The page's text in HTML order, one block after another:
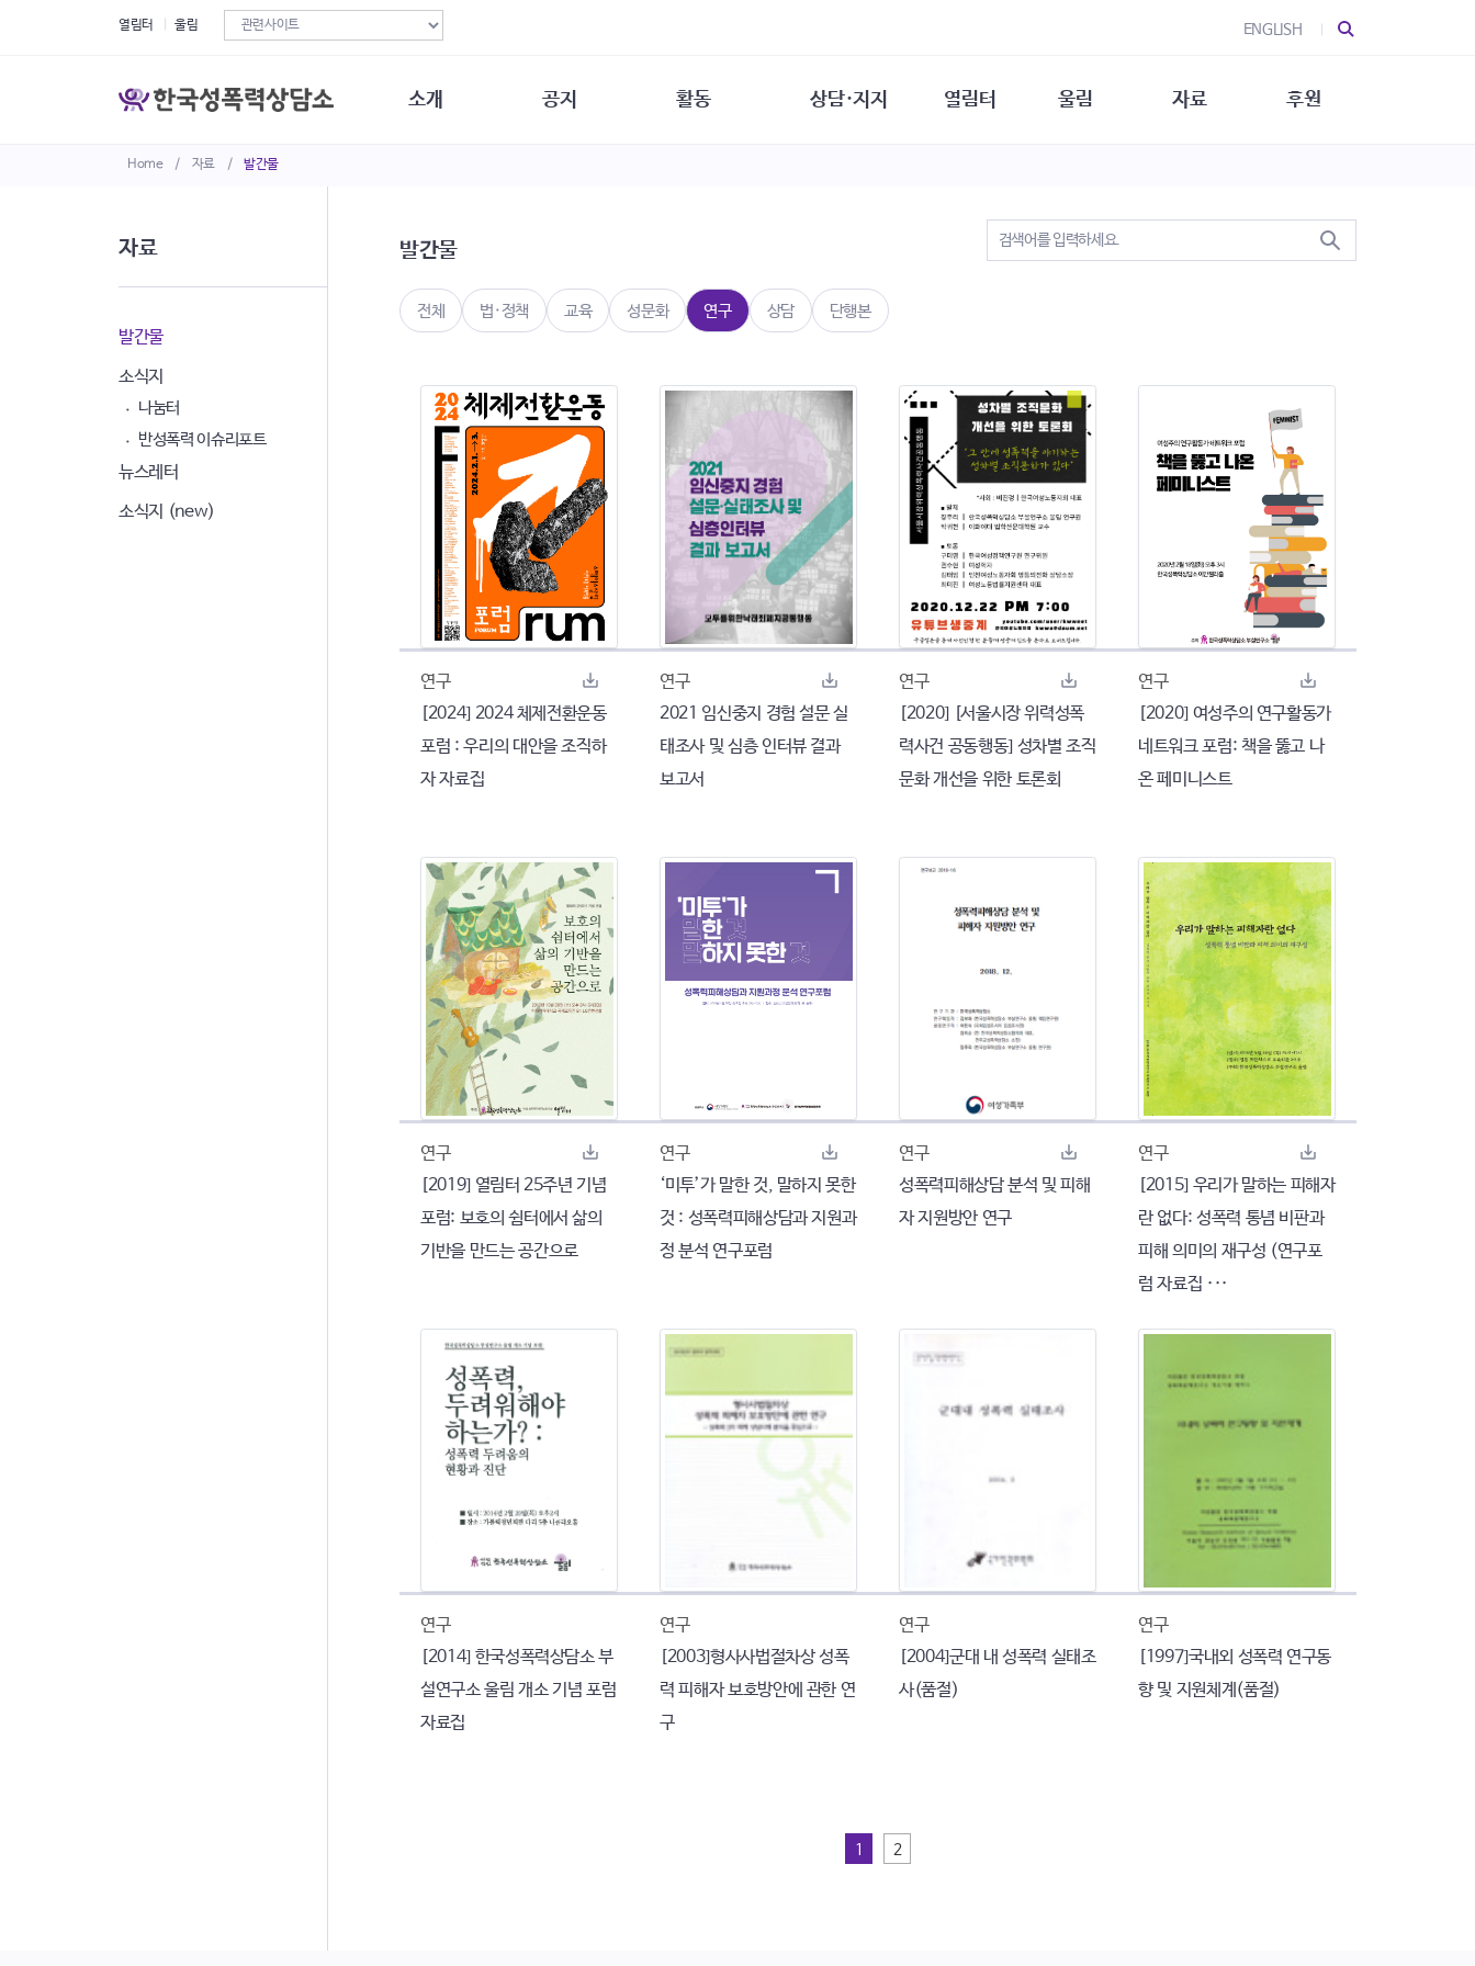
Home / 자료 / 발간물
열림터 울림 ENGLISH
소개
오시는길
정관·규정·약속
비전선언문
공지 활동
생존자 역량강화
여성·인권·국제연대
상담·지지
함께 고민하기
상담 통계
열림터 울림 자료
뉴스레터
후원
자료
발간물
소식지
나눔터
반성폭력 이슈리포트
뉴스레터
소식지 (new)
발간물
전체 법·정책 교육 성문화 연구 상담 단행본
연구
[2024] 2024 체제전환운동
포럼 : 우리의 대안을 조직하
자 자료집
연구
2021 임신중지 경험 설문 실
태조사 및 심층 인터뷰 결과
보고서
연구
[2020] [서울시장 위력성폭
력사건 공동행동] 성차별 조직
문화 개선을 위한 토론회
연구
[2020] 여성주의 연구활동가
네트워크 포럼: 책을 뚫고 나
온 페미니스트
연구
[2019] 열림터 25주년 기념
포럼: 보호의 쉼터에서 삶의
기반을 만드는 공간으로
연구
‘미투’가 말한 것, 말하지 못한
것 : 성폭력피해상담과 지원과
정 분석 연구포럼
연구
성폭력피해상담 분석 및 피해
자 지원방안 연구
연구
[2015] 우리가 말하는 피해자
란 없다: 성폭력 통념 비판과
피해 의미의 재구성 (연구포
럼 자료집 ···
연구
[2014] 한국성폭력상담소 부
설연구소 울림 개소 기념 포럼
자료집
연구
[2003]형사사법절차상 성폭
력 피해자 보호방안에 관한 연
구
연구
[2004]군대 내 성폭력 실태조
사(품절)
연구
[1997]국내외 성폭력 연구동
향 및 지원체계(품절)
1 2